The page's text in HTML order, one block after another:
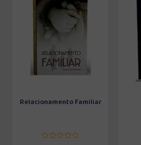
Relacionamento Familiar